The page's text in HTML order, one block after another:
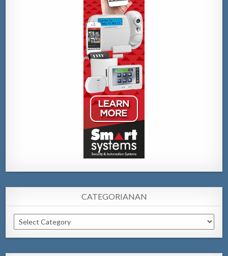
CATEGORIANAN
Categorianan